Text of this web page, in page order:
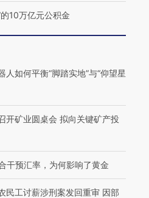
【特别呈现】寻找100种
有意思的生活方式·第三对
CFO：不靠
住三大增长
的10万亿元公积金
人如何平衡“脚踏实地”与“仰望星
开矿业圆桌会 拟向关键矿产投
干预汇率，为何影响了黄金
民工讨薪涉刑案发回重审 因部